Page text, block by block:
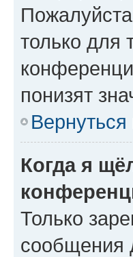
только для
понизят
Вернуться
Когда я
Только
сообщения